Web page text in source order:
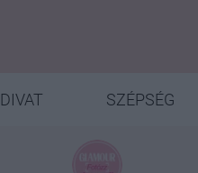
DIVAT SZÉPSÉG